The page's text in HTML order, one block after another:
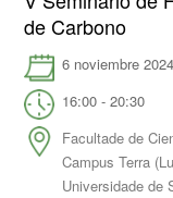
de Carbono
6 noviembre
16:00 - 20:30
Facultade de
Campus Terra
Universidade de